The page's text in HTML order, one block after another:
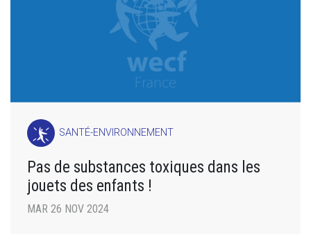
SANTÉ-ENVIRONNEMENT
Pas de substances toxiques dans les
jouets des enfants !
MAR 26 NOV 2024